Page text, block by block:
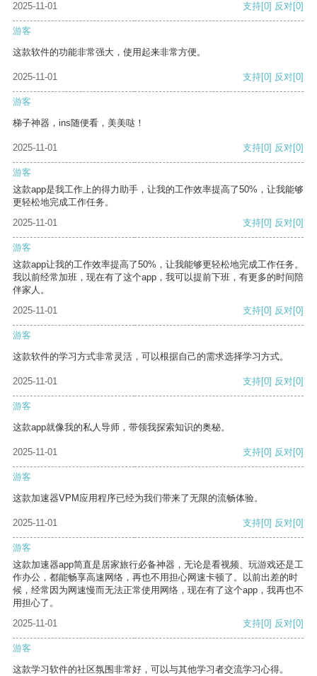
2025-11-01
支持[0] 反对[0]
游客
这款软件的功能非常强大，使用起来非常方便。
2025-11-01 支持[0] 反对[0]
游客
梯子神器，ins随便看，美美哒！
2025-11-01 支持[0] 反对[0]
游客
这款app是我工作上的得力助手，让我的工作效率提高了50%，让我能够
更轻松地完成工作任务。
2025-11-01
支持[0] 反对[0]
游客
这款app让我的工作效率提高了50%，让我能够更轻松地完成工作任务。
我以前经常加班，现在有了这个app，我可以提前下班，有更多的时间陪
伴家人。
2025-11-01
支持[0] 反对[0]
游客
这款软件的学习方式非常灵活，可以根据自己的需求选择学习方式。
2025-11-01 支持[0] 反对[0]
游客
这款app就像我的私人导师，带领我探索知识的奥秘。
2025-11-01 支持[0] 反对[0]
游客
这款加速器VPM应用程序已经为我们带来了无限的流畅体验。
2025-11-01 支持[0] 反对[0]
游客
这款加速器app简直是居家旅行必备神器，无论是看视频、玩游戏还是工
作办公，都能畅享高速网络，再也不用担心网速卡顿了。以前出差的时
候，经常因为网速慢而无法正常使用网络，现在有了这个app，我再也不
用担心了。
2025-11-01
支持[0] 反对[0]
游客
这款学习软件的社区氛围非常好，可以与其他学习者交流学习心得。